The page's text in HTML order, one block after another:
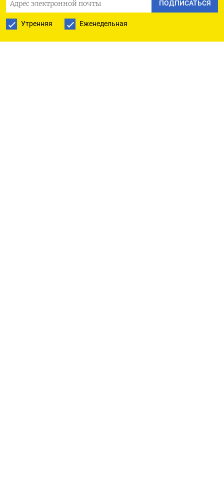
ПОДПИСАТЬСЯ
Утренняя Еженедельная
Оригинал сообщения на английском языке
доступен по коду: